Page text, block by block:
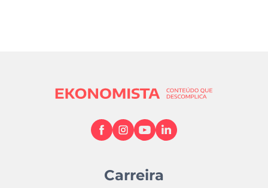
Carreira